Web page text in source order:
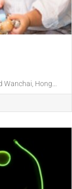
Hong...